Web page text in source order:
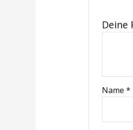
Deine
Name*